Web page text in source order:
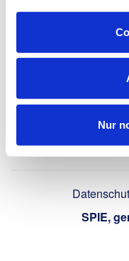
Informationen zu
Nur
Zurück
SPIE,